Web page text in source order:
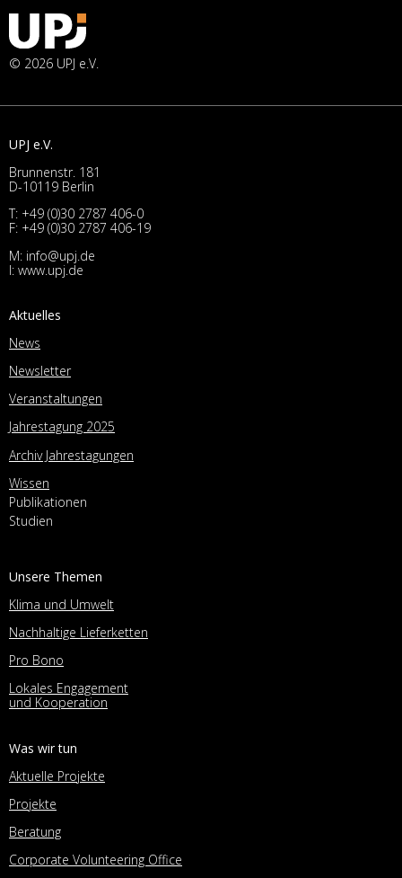
© 2026 UPJ e.V.
UPJ e.V.
Brunnenstr. 181
D-10119 Berlin
T: +49 (0)30 2787 406-0
F: +49 (0)30 2787 406-19
M: info@upj.de
I: www.upj.de
Aktuelles
News
Newsletter
Veranstaltungen
Jahrestagung 2025
Archiv Jahrestagungen
Wissen
Publikationen
Studien
Unsere Themen
Klima und Umwelt
Nachhaltige Lieferketten
Pro Bono
Lokales Engagement
und Kooperation
Was wir tun
Aktuelle Projekte
Projekte
Beratung
Corporate Volunteering Office